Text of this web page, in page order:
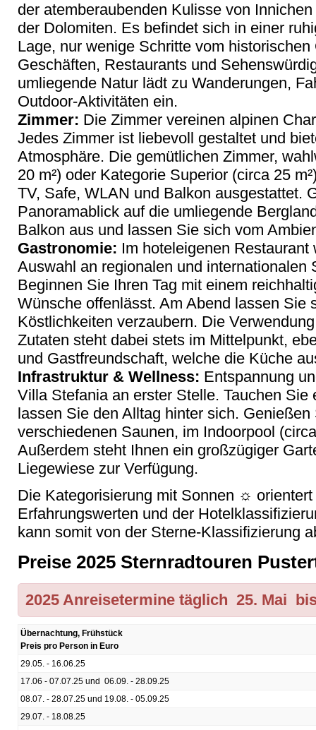
der atemberaubenden Kulisse von
der Dolomiten. Es befindet sich in einer
Lage, nur wenige Schritte vom
Geschäften, Restaurants und
umliegende Natur lädt zu Wanderungen,
Outdoor-Aktivitäten ein.
Zimmer: Die Zimmer vereinen alpinen
Jedes Zimmer ist liebevoll gestaltet und
Atmosphäre. Die gemütlichen Zimmer,
20 m²) oder Kategorie Superior (circa 25
TV, Safe, WLAN und Balkon ausgestattet.
Panoramablick auf die umliegende
Balkon aus und lassen Sie sich vom
Gastronomie: Im hoteleigenen
Auswahl an regionalen und internationalen
Beginnen Sie Ihren Tag mit einem
Wünsche offenlässt. Am Abend lassen Sie
Köstlichkeiten verzaubern. Die
Zutaten steht dabei stets im Mittelpunkt,
und Gastfreundschaft, welche die Küche
Infrastruktur & Wellness: Entspannung
Villa Stefania an erster Stelle. Tauchen
lassen Sie den Alltag hinter sich.
verschiedenen Saunen, im Indoorpool
Außerdem steht Ihnen ein großzügiger
Liegewiese zur Verfügung.
Die Kategorisierung mit Sonnen ☼
Erfahrungswerten und der
kann somit von der Sterne-Klassifizierung
Preise 2025 Sternradtouren
2025 Anreisetermine täglich 25. Mai
Übernachtung, Frühstück
Preis pro Person in Euro
29.05. - 16.06.25
17.06 - 07.07.25 und 06.09. - 28.09.25
08.07. - 28.07.25 und 19.08. - 05.09.25
29.07. - 18.08.25